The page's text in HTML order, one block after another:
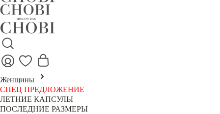
Женщины
СПЕЦ ПРЕДЛОЖЕНИЕ
ЛЕТНИЕ КАПСУЛЫ
ПОСЛЕДНИЕ РАЗМЕРЫ